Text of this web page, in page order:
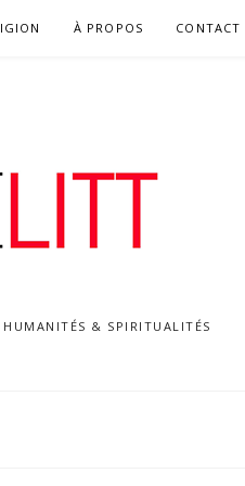
À PROPOS CONTACT
& SPIRITUALITÉS